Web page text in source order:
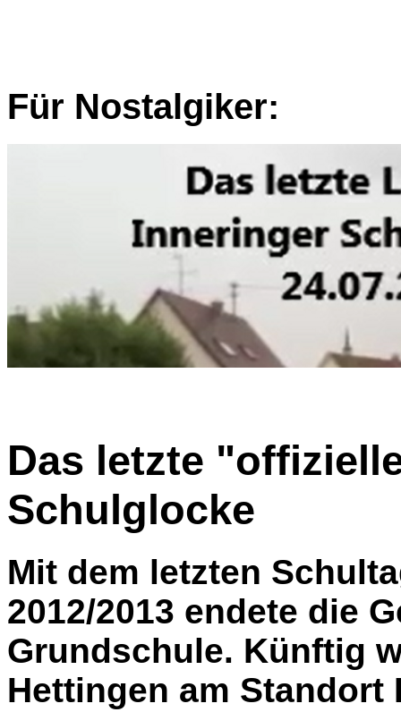
Für Nostalgiker:
Das letzte
Schulglocke
Mit dem letzten
2012/2013 endete die
Grundschule. Künftig
Hettingen am